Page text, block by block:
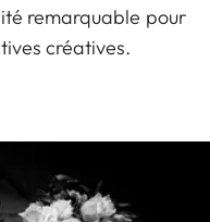
remarquable pour
créatives.